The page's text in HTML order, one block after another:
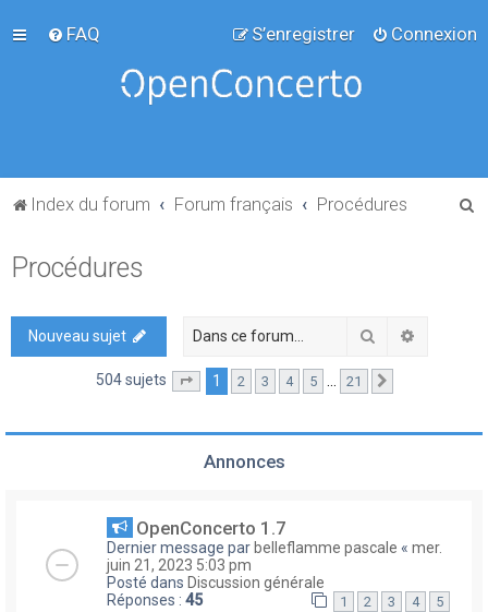
FAQ Connexion
S’enregistrer
Index du forum Forum français Procédures
Procédures
Nouveau sujet Rechercher
504 sujets Page sur21
1 2 3 4 5 … 21
Annonces
OpenConcerto 1.7
Dernier message par belleflamme pascale « mer.
juin 21, 2023 5:03 pm
Posté dans Discussion générale
Réponses : 45 1 2 3 4 5